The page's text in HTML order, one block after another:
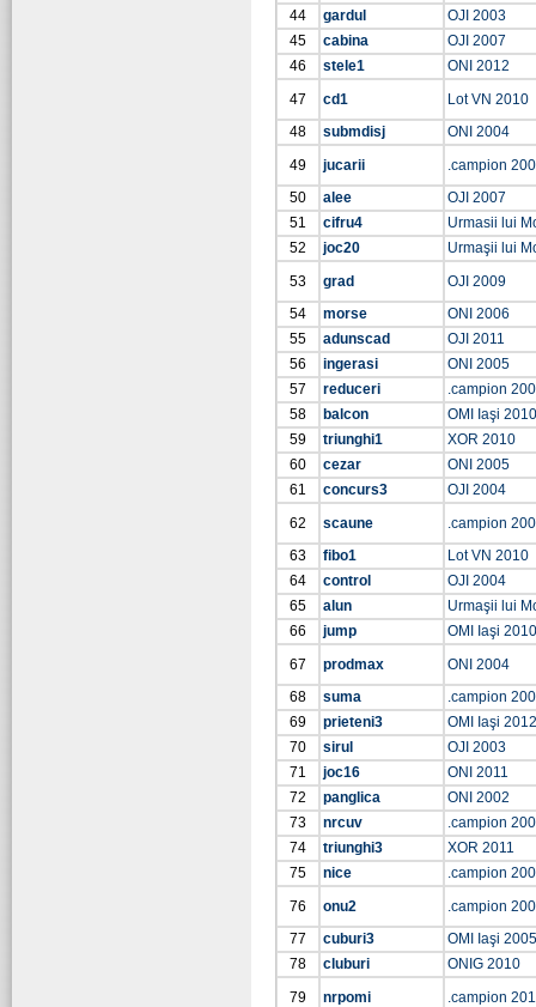
44
gardul
OJI 2003
45
cabina
OJI 2007
46
stele1
ONI 2012
47
cd1
Lot VN 2010
48
submdisj
ONI 2004
49
jucarii
.campion
50
alee
OJI 2007
51
cifru4
Urmasii lui
52
joc20
Urmaşii lui
53
grad
OJI 2009
54
morse
ONI 2006
55
adunscad
OJI 2011
56
ingerasi
ONI 2005
57
reduceri
.campion
58
balcon
OMI Iaşi 2010
59
triunghi1
XOR 2010
60
cezar
ONI 2005
61
concurs3
OJI 2004
62
scaune
.campion
63
fibo1
Lot VN 2010
64
control
OJI 2004
65
alun
Urmaşii lui
66
jump
OMI Iaşi 2010
67
prodmax
ONI 2004
68
suma
.campion
69
prieteni3
OMI Iaşi 2012
70
sirul
OJI 2003
71
joc16
ONI 2011
72
panglica
ONI 2002
73
nrcuv
.campion
74
triunghi3
XOR 2011
75
nice
.campion
76
onu2
.campion
77
cuburi3
OMI Iaşi 2005
78
cluburi
ONIG 2010
79
nrpomi
.campion